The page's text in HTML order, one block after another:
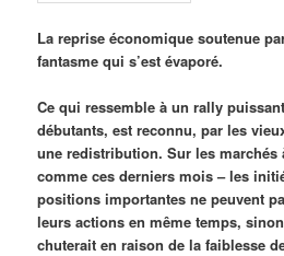
La reprise économique soutenue
fantasme qui s’est évaporé.
Ce qui ressemble à un rally
débutants, est reconnu,par les
une redistribution. Sur les marchés
comme ces derniers mois – les
positions importantes ne peuvent
leurs actions en même temps,
chuterait en raison de la faiblesse